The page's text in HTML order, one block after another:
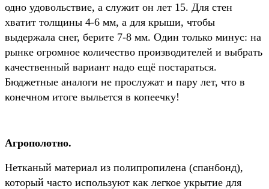
одно удовольствие, а служит он лет 15. Для стен
хватит толщины 4-6 мм, а для крыши, чтобы
выдержала снег, берите 7-8 мм. Один только минус: на
рынке огромное количество производителей и выбрать
качественный вариант надо ещё постараться.
Бюджетные аналоги не прослужат и пару лет, что в
конечном итоге выльется в копеечку!
Агрополотно.
Нетканый материал из полипропилена (спанбонд),
который часто используют как легкое укрытие для